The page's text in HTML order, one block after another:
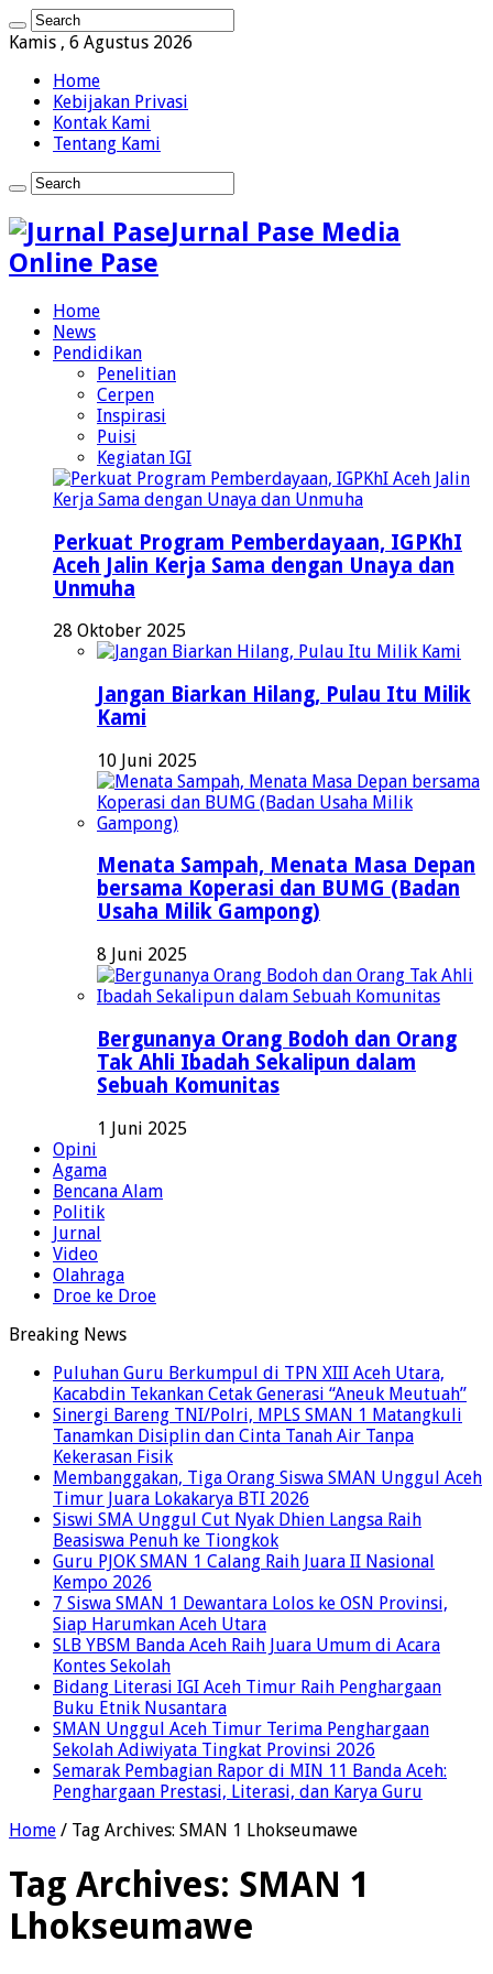
Kamis , 6 Agustus 2026
Home
Kebijakan Privasi
Kontak Kami
Tentang Kami
Jurnal Pase Media
Online Pase
Home
News
Pendidikan
Penelitian
Cerpen
Inspirasi
Puisi
Kegiatan IGI
Perkuat Program Pemberdayaan, IGPKhI
Aceh Jalin Kerja Sama dengan Unaya dan
Unmuha
28 Oktober 2025
Jangan Biarkan Hilang, Pulau Itu Milik
Kami
10 Juni 2025
Menata Sampah, Menata Masa Depan
bersama Koperasi dan BUMG (Badan
Usaha Milik Gampong)
8 Juni 2025
Bergunanya Orang Bodoh dan Orang
Tak Ahli Ibadah Sekalipun dalam
Sebuah Komunitas
1 Juni 2025
Opini
Agama
Bencana Alam
Politik
Jurnal
Video
Olahraga
Droe ke Droe
Breaking News
Puluhan Guru Berkumpul di TPN XIII Aceh Utara,
Kacabdin Tekankan Cetak Generasi “Aneuk Meutuah”
Sinergi Bareng TNI/Polri, MPLS SMAN 1 Matangkuli
Tanamkan Disiplin dan Cinta Tanah Air Tanpa
Kekerasan Fisik
Membanggakan, Tiga Orang Siswa SMAN Unggul Aceh
Timur Juara Lokakarya BTI 2026
Siswi SMA Unggul Cut Nyak Dhien Langsa Raih
Beasiswa Penuh ke Tiongkok
Guru PJOK SMAN 1 Calang Raih Juara II Nasional
Kempo 2026
7 Siswa SMAN 1 Dewantara Lolos ke OSN Provinsi,
Siap Harumkan Aceh Utara
SLB YBSM Banda Aceh Raih Juara Umum di Acara
Kontes Sekolah
Bidang Literasi IGI Aceh Timur Raih Penghargaan
Buku Etnik Nusantara
SMAN Unggul Aceh Timur Terima Penghargaan
Sekolah Adiwiyata Tingkat Provinsi 2026
Semarak Pembagian Rapor di MIN 11 Banda Aceh:
Penghargaan Prestasi, Literasi, dan Karya Guru
Home / Tag Archives: SMAN 1 Lhokseumawe
Tag Archives: SMAN 1
Lhokseumawe